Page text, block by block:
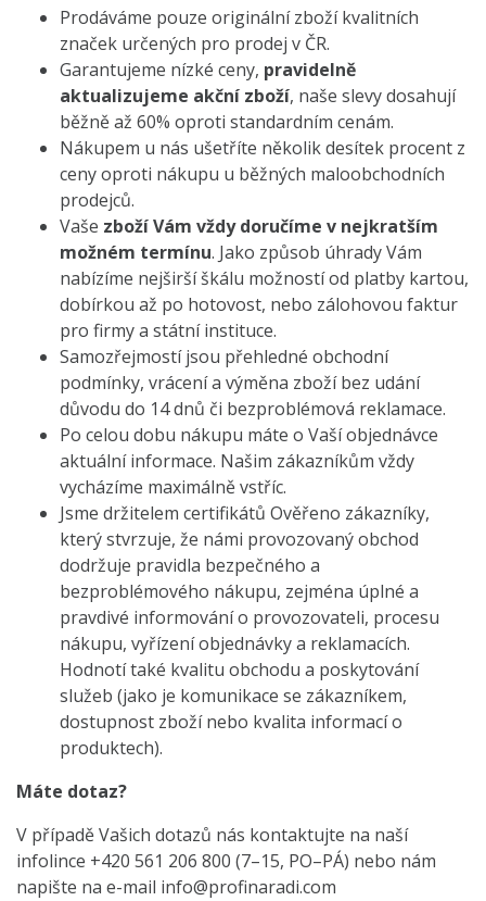
Prodáváme pouze originální zboží kvalitních
značek určených pro prodej v ČR.
Garantujeme nízké ceny, pravidelně
aktualizujeme akční zboží, naše slevy dosahují
běžně až 60% oproti standardním cenám.
Nákupem u nás ušetříte několik desítek procent z
ceny oproti nákupu u běžných maloobchodních
prodejců.
Vaše zboží Vám vždy doručíme v nejkratším
možném termínu. Jako způsob úhrady Vám
nabízíme nejširší škálu možností od platby kartou,
dobírkou až po hotovost, nebo zálohovou faktur
pro firmy a státní instituce.
Samozřejmostí jsou přehledné obchodní
podmínky, vrácení a výměna zboží bez udání
důvodu do 14 dnů či bezproblémová reklamace.
Po celou dobu nákupu máte o Vaší objednávce
aktuální informace. Našim zákazníkům vždy
vycházíme maximálně vstříc.
Jsme držitelem certifikátů Ověřeno zákazníky,
který stvrzuje, že námi provozovaný obchod
dodržuje pravidla bezpečného a
bezproblémového nákupu, zejména úplné a
pravdivé informování o provozovateli, procesu
nákupu, vyřízení objednávky a reklamacích.
Hodnotí také kvalitu obchodu a poskytování
služeb (jako je komunikace se zákazníkem,
dostupnost zboží nebo kvalita informací o
produktech).
Máte dotaz?
V případě Vašich dotazů nás kontaktujte na naší
infolince +420 561 206 800 (7–15, PO–PÁ) nebo nám
napište na e-mail info@profinaradi.com